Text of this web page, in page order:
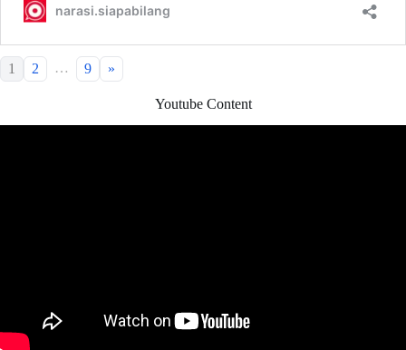
1 2 … 9 »
Youtube Content